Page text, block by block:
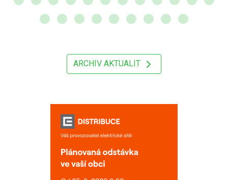
ARCHIV AKTUALIT